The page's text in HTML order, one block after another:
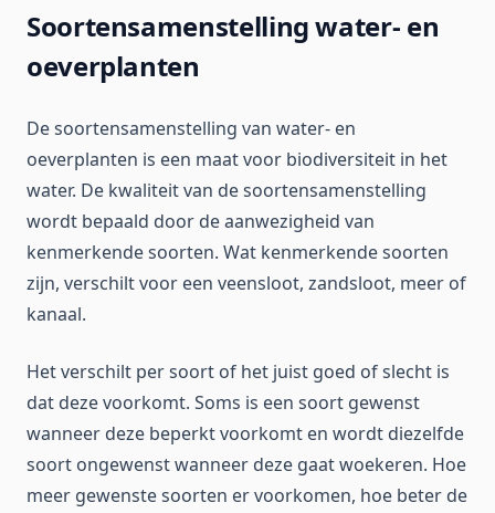
Soortensamenstelling water- en
oeverplanten
De soortensamenstelling van water- en
oeverplanten is een maat voor biodiversiteit in het
water. De kwaliteit van de soortensamenstelling
wordt bepaald door de aanwezigheid van
kenmerkende soorten. Wat kenmerkende soorten
zijn, verschilt voor een veensloot, zandsloot, meer of
kanaal.
Het verschilt per soort of het juist goed of slecht is
dat deze voorkomt. Soms is een soort gewenst
wanneer deze beperkt voorkomt en wordt diezelfde
soort ongewenst wanneer deze gaat woekeren. Hoe
meer gewenste soorten er voorkomen, hoe beter de